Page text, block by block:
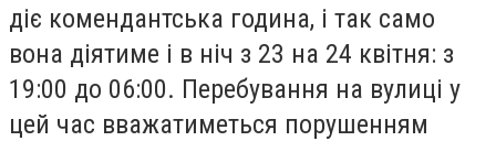
діє комендантська година, і так само
вона діятиме і в ніч з 23 на 24 квітня: з
19:00 до 06:00. Перебування на вулиці у
цей час вважатиметься порушенням